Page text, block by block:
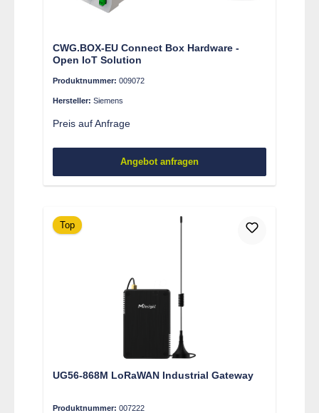
CWG.BOX-EU Connect Box Hardware -
Open IoT Solution
Produktnummer: 009072
Hersteller: Siemens
Preis auf Anfrage
Angebot anfragen
Top
UG56-868M LoRaWAN Industrial Gateway
Produktnummer: 007222